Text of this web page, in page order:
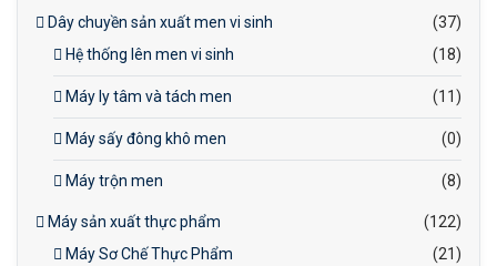
Dây chuyền sản xuất men vi sinh
(37)
Hệ thống lên men vi sinh
(18)
Máy ly tâm và tách men (11)
Máy sấy đông khô men (0)
Máy trộn men (8)
Máy sản xuất thực phẩm
(122)
Máy Sơ Chế Thực Phẩm
(21)